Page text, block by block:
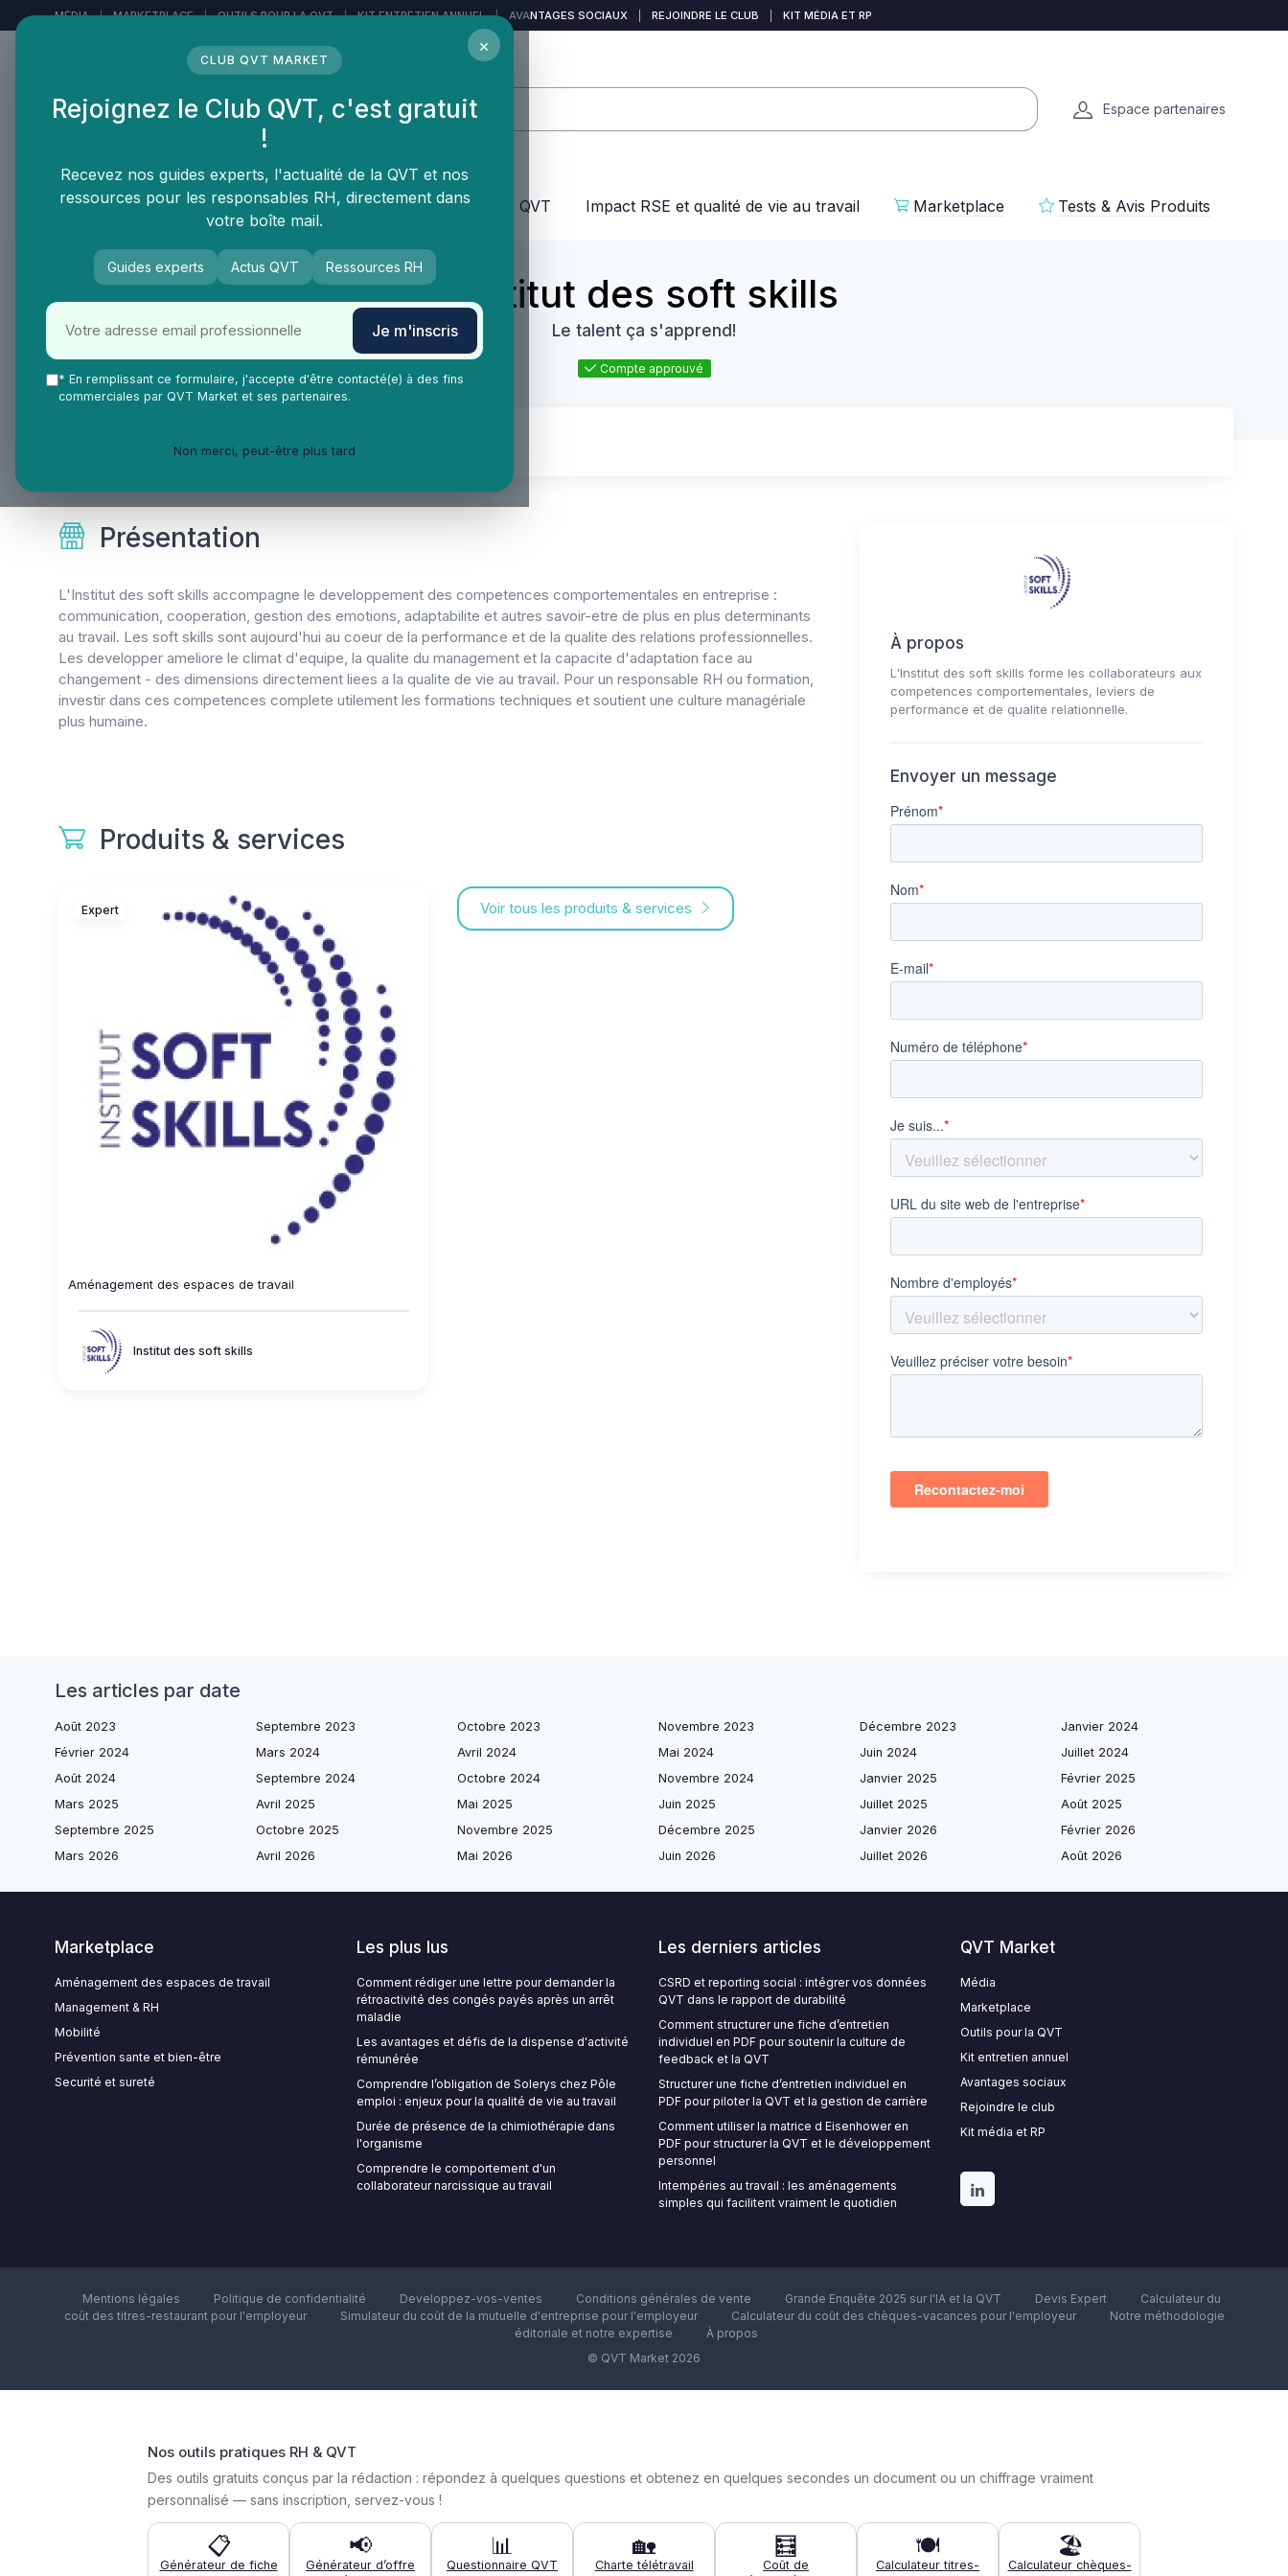
MÉDIA | MARKETPLACE | OUTILS POUR LA QVT | KIT ENTRETIEN ANNUEL | AVANTAGES SOCIAUX REJOINDRE LE CLUB KIT MÉDIA ET RP
LE MÉDIA DES
Espace partenaires
Vie Ma Vie dans la QVT Tendances QVT Enjeux dans la QVT Impact RSE et qualité de vie au travail Marketplace Tests & Avis Produits
Institut des soft skills
Le talent ça s'apprend!
Compte approuvé
Présentation Produits & services
Présentation
L'Institut des soft skills accompagne le developpement des competences comportementales en entreprise :
communication, cooperation, gestion des emotions, adaptabilite et autres savoir-etre de plus en plus determinants
au travail. Les soft skills sont aujourd'hui au coeur de la performance et de la qualite des relations professionnelles.
Les developper ameliore le climat d'equipe, la qualite du management et la capacite d'adaptation face au
changement - des dimensions directement liees a la qualite de vie au travail. Pour un responsable RH ou formation,
investir dans ces competences complete utilement les formations techniques et soutient une culture managériale
plus humaine.
Produits & services
Expert
Aménagement des espaces de travail
Institut des soft skills
Voir tous les produits & services
À propos
L'Institut des soft skills forme les collaborateurs aux
competences comportementales, leviers de
performance et de qualite relationnelle.
Envoyer un message
Les articles par date
Août 2023 Septembre 2023 Octobre 2023 Novembre 2023 Décembre 2023
Janvier 2024
Février 2024
Mars 2024 Avril 2024 Mai 2024 Juin 2024
Juillet 2024
Août 2024
Septembre 2024 Octobre 2024 Novembre 2024 Janvier 2025
Février 2025
Mars 2025
Avril 2025 Mai 2025 Juin 2025 Juillet 2025
Août 2025
Septembre 2025
Octobre 2025 Novembre 2025 Décembre 2025 Janvier 2026
Février 2026
Mars 2026
Avril 2026 Mai 2026 Juin 2026 Juillet 2026 Août 2026
Marketplace
Aménagement des espaces de travail
Management & RH
Mobilité
Prévention sante et bien-être
Securité et sureté
Les plus lus
Comment rédiger une lettre pour demander la
rétroactivité des congés payés après un arrêt
maladie
Les avantages et défis de la dispense d'activité
rémunérée
Comprendre l’obligation de Solerys chez Pôle
emploi : enjeux pour la qualité de vie au travail
Durée de présence de la chimiothérapie dans
l'organisme
Comprendre le comportement d'un
collaborateur narcissique au travail
Les derniers articles
CSRD et reporting social : intégrer vos données
QVT dans le rapport de durabilité
Comment structurer une fiche d’entretien
individuel en PDF pour soutenir la culture de
feedback et la QVT
Structurer une fiche d’entretien individuel en
PDF pour piloter la QVT et la gestion de carrière
Comment utiliser la matrice d Eisenhower en
PDF pour structurer la QVT et le développement
personnel
Intempéries au travail : les aménagements
simples qui facilitent vraiment le quotidien
QVT Market
Média
Marketplace
Outils pour la QVT
Kit entretien annuel
Avantages sociaux
Rejoindre le club
Kit média et RP
Mentions légales Politique de confidentialité Developpez-vos-ventes Conditions générales de vente Grande Enquête 2025 sur l'IA et la QVT Devis Expert
Calculateur du
coût des titres-restaurant pour l'employeur
Simulateur du coût de la mutuelle d'entreprise pour l'employeur Calculateur du coût des chèques-vacances pour l'employeur
Notre méthodologie
éditoriale et notre expertise
À propos
© QVT Market 2026
Nos outils pratiques RH & QVT
Des outils gratuits conçus par la rédaction : répondez à quelques questions et obtenez en quelques secondes un document ou un chiffrage vraiment
personnalisé — sans inscription, servez-vous !
📋
Générateur de fiche
📢
Générateur d’offre
📊
Questionnaire QVT
🏡
Charte télétravail
🧮
Coût de
🍽️
Calculateur titres-
🏖️
Calculateur chèques-
×
CLUB QVT MARKET
Rejoignez le Club QVT, c'est gratuit
!
Recevez nos guides experts, l'actualité de la QVT et nos
ressources pour les responsables RH, directement dans
votre boîte mail.
Guides experts Actus QVT Ressources RH
Je m'inscris
* En remplissant ce formulaire, j'accepte d'être contacté(e) à des fins
commerciales par QVT Market et ses partenaires.
Non merci, peut-être plus tard
Panneau de gestion des cookies